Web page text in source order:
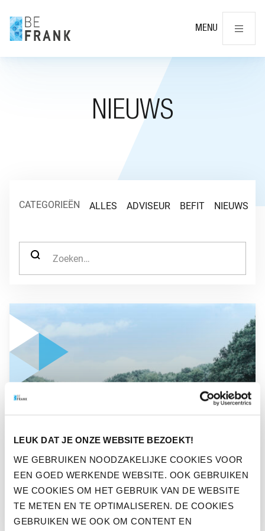
LEUK DAT JE ONZE WEBSITE BEZOEKT!
WE GEBRUIKEN NOODZAKELIJKE COOKIES VOOR
EEN GOED WERKENDE WEBSITE. OOK GEBRUIKEN
WE COOKIES OM HET GEBRUIK VAN DE WEBSITE
TE METEN EN TE OPTIMALISEREN. DE COOKIES
GEBRUIKEN WE OOK OM CONTENT EN
MENU
NIEUWS
CATEGORIEËN ALLES ADVISEUR BEFIT NIEUWS
ZOEK NAAR:
ZO DRAGEN BEDRIJVEN VIA
BEFRANK BIJ AAN EEN
DUURZAME TOEKOMST
OPINIE